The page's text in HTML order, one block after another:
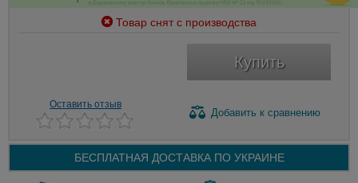
Товар снят с производства
Купить
Оставить отзыв
Добавить к сравнению
БЕСПЛАТНАЯ ДОСТАВКА ПО УКРАИНЕ